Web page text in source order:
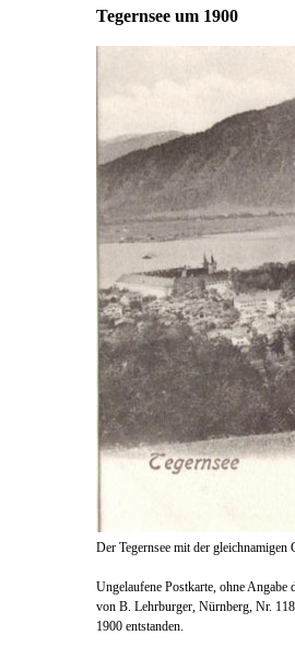
Tegernsee um 1900
Der Tegernsee mit der gleichnamigen
Ungelaufene Postkarte, ohne Angabe
von B. Lehrburger, Nürnberg, Nr.
1900 entstanden.